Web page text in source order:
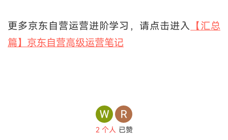
更多京东自营运营进阶学习，请点击进入 【汇总
篇】京东自营高级运营笔记
2个人 已赞